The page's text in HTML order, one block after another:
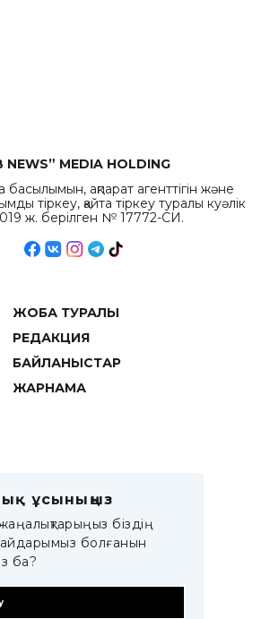
NEWS” MEDIA HOLDING
басылымын, ақпарат агенттігін және
тіркеу, қайта тіркеу туралы куәлік
ж. берілген № 17772-СИ.
ЖОБА ТУРАЛЫ
РЕДАКЦИЯ
БАЙЛАНЫСТАР
ЖАРНАМА
ұсыныңыз
біздің
айдарымыз болғанын
ба?